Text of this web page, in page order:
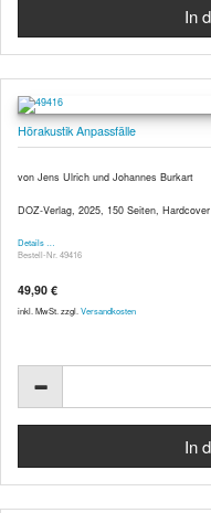
Hörakustik Anpassfälle
von Jens Ulrich und Johannes Burkart
DOZ-Verlag, 2025, 150 Seiten, Hardcover
Details …
Bestell-Nr. 49416
49,90 €
inkl. MwSt. zzgl. Versandkosten